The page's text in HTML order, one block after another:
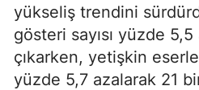
yükseliş trendini
gösteri sayısı yüzde
çıkarken, yetişkin
yüzde 5,7 azalarak 21